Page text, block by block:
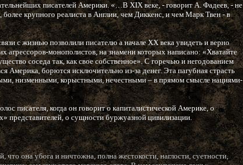
писателей Америки. «…В XIX веке, - говорит А. Фадеев, - не
крупного реалиста в Англии, чем Диккенс, и чем Марк Твен - в
с жизнью позволили писателю а начале ХХ века увидеть и верно
агрессоров-монополистов, на знамени которых написано: «Хватайте
соседа так, как свое собственное». С горечью и негодованием
Америка, борются исключительно из-за денег. Эта пагубная страсть
низменными, корыстными, нечестными – в прямом смысле нациями-
писателя, когда он говорит о капиталистической Америке, о
представителей, о сущности буржуазной цивилизации.
она убога и ничтожна, полна жестокости, наглости, суетности,